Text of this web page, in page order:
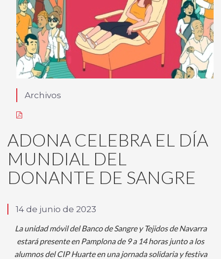
Archivos
ADONA CELEBRA EL DÍA
MUNDIAL DEL
DONANTE DE SANGRE
14 de junio de 2023
La unidad móvil del Banco de Sangre y Tejidos de Navarra
estará presente en Pamplona de 9 a 14 horas junto a los
alumnos del CIP Huarte en una jornada solidaria y festiva